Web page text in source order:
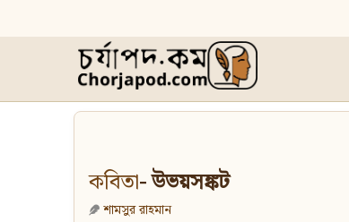
কবিতা- উভয়সঙ্কট
শামসুর রাহমান